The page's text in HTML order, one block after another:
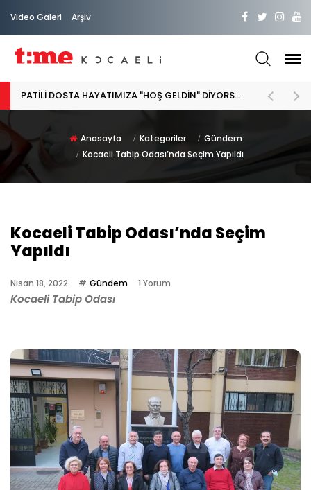
Video Galeri Arşiv
PATİLİ DOSTA HAYATIMIZA "HOŞ GELDİN" DİYORSAK
Anasayfa Kategoriler
Gündem
Kocaeli Tabip Odası’nda Seçim Yapıldı
Kocaeli Tabip Odası’nda Seçim
Yapıldı
Nisan 18, 2022 Gündem 1 Yorum
Kocaeli Tabip Odası